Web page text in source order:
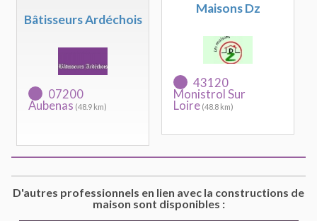
Bâtisseurs Ardéchois
07200
Aubenas (48.9 km)
Maisons Dz
43120
Monistrol Sur
Loire (48.8 km)
D'autres professionnels en lien avec la constructions de
maison sont disponibles :